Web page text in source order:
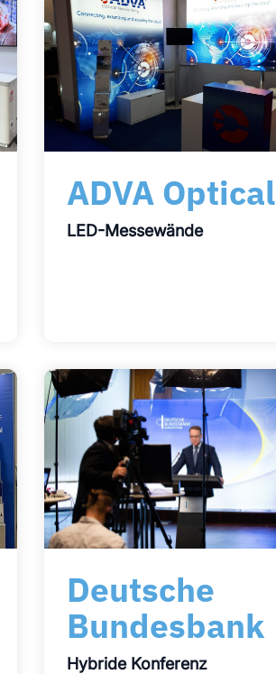
ADVA Optical
LED-Messewände
Deutsche
Bundesbank
Hybride Konferenz